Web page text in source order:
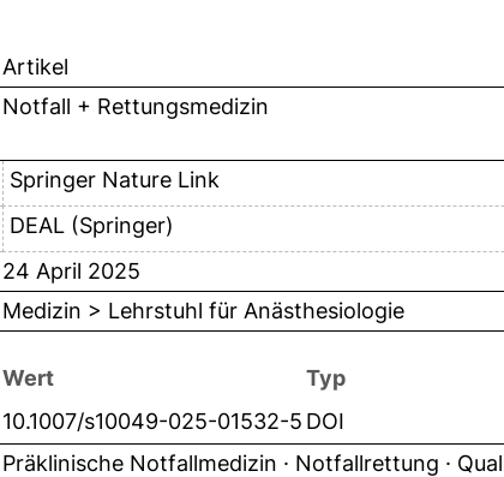
Artikel
Notfall + Rettungsmedizin
Springer Nature Link
DEAL (Springer)
24 April 2025
Medizin > Lehrstuhl für Anästhesiologie
Wert
Typ
10.1007/s10049-025-01532-5 DOI
Präklinische Notfallmedizin · Notfallrettung ·